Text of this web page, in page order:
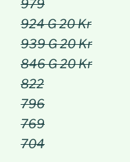
979
924 G 20 Kr
939 G 20 Kr
846 G 20 Kr
822
796
769
704